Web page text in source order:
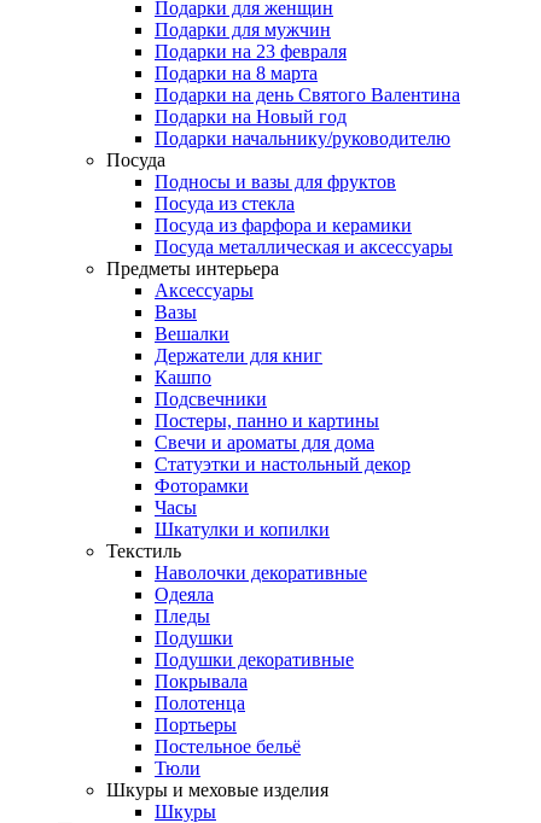
Подарки для женщин
Подарки для мужчин
Подарки на 23 февраля
Подарки на 8 марта
Подарки на день Святого Валентина
Подарки на Новый год
Подарки начальнику/руководителю
Посуда
Подносы и вазы для фруктов
Посуда из стекла
Посуда из фарфора и керамики
Посуда металлическая и аксессуары
Предметы интерьера
Аксессуары
Вазы
Вешалки
Держатели для книг
Кашпо
Подсвечники
Постеры, панно и картины
Свечи и ароматы для дома
Статуэтки и настольный декор
Фоторамки
Часы
Шкатулки и копилки
Текстиль
Наволочки декоративные
Одеяла
Пледы
Подушки
Подушки декоративные
Покрывала
Полотенца
Портьеры
Постельное бельё
Тюли
Шкуры и меховые изделия
Шкуры